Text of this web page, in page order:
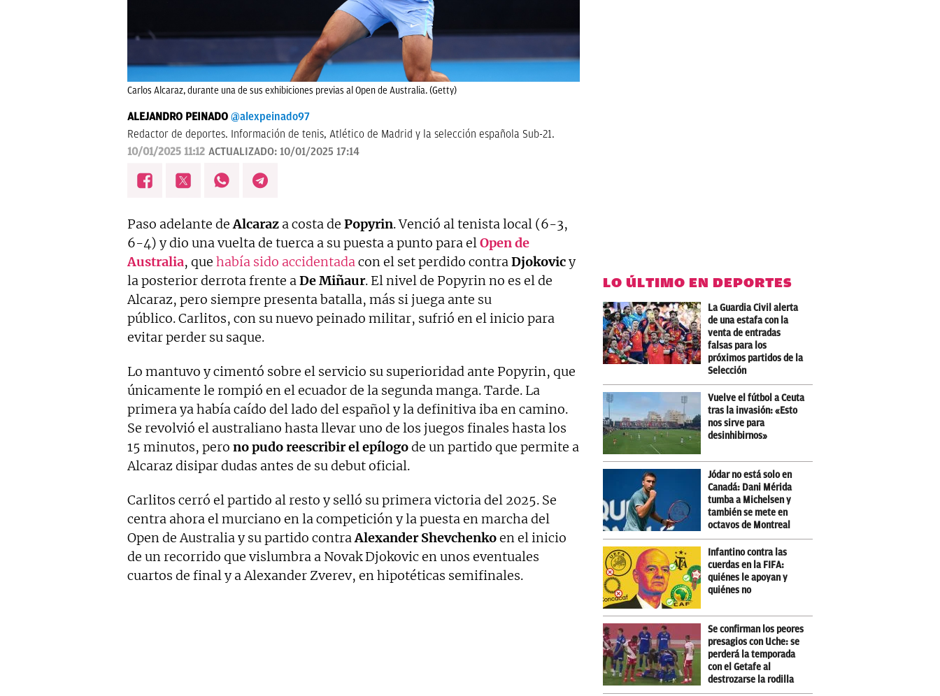
Carlos Alcaraz, durante una de sus exhibiciones previas al Open de Australia. (Getty)
ALEJANDRO PEINADO @alexpeinado97
Redactor de deportes. Información de tenis, Atlético de Madrid y la selección española Sub-21.
10/01/2025 11:12 ACTUALIZADO: 10/01/2025 17:14
Paso adelante deAlcaraz a costa de Popyrin. Venció al tenista local (6-3,
6-4) y dio una vuelta de tuerca a su puesta a punto para elOpen de
Australia, que había sido accidentadacon el set perdido contraDjokovicy
la posterior derrota frente aDe Miñaur. El nivel de Popyrin no es el de
Alcaraz, pero siempre presenta batalla, más si juega ante su
público. Carlitos, con su nuevo peinado militar, sufrió en el inicio para
evitar perder su saque.
Lo mantuvo y cimentó sobre el servicio su superioridad ante Popyrin, que
únicamente le rompió en el ecuador de la segunda manga. Tarde. La
primera ya había caído del lado del español y la definitiva iba en camino.
Se revolvió el australiano hasta llevar uno de los juegos finales hasta los
15 minutos, pero no pudo reescribir el epílogode un partido que permite a
Alcaraz disipar dudas antes de su debut oficial.
Carlitos cerró el partido al resto y selló su primera victoria del 2025. Se
centra ahora el murciano en la competición y la puesta en marcha del
Open de Australia y su partido contraAlexander Shevchenkoen el inicio
de un recorrido que vislumbra a Novak Djokovic en unos eventuales
cuartos de final y a Alexander Zverev, en hipotéticas semifinales.
LO ÚLTIMO EN DEPORTES
La Guardia Civil alerta
de una estafa con la
venta de entradas
falsas para los
próximos partidos de la
Selección
Vuelve el fútbol a Ceuta
tras la invasión: «Esto
nos sirve para
desinhibirnos»
Jódar no está solo en
Canadá: Dani Mérida
tumba a Michelsen y
también se mete en
octavos de Montreal
Infantino contra las
cuerdas en la FIFA:
quiénes le apoyan y
quiénes no
Se confirman los peores
presagios con Uche: se
perderá la temporada
con el Getafe al
destrozarse la rodilla